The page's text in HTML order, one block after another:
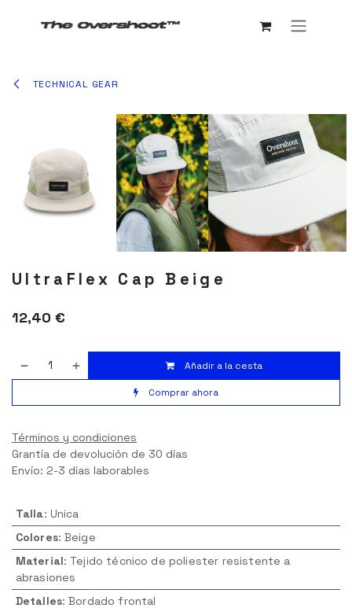
TECHNICAL GEAR
UltraFlex Cap Beige
12,40 €
Añadir a la cesta
Comprar ahora
Términos y condiciones
Grantía de devolución de 30 días
Envío: 2-3 días laborables
Talla: Unica
Colores: Beige
Material: Tejido técnico de poliester resistente a
abrasiones
Detalles:Bordado frontal